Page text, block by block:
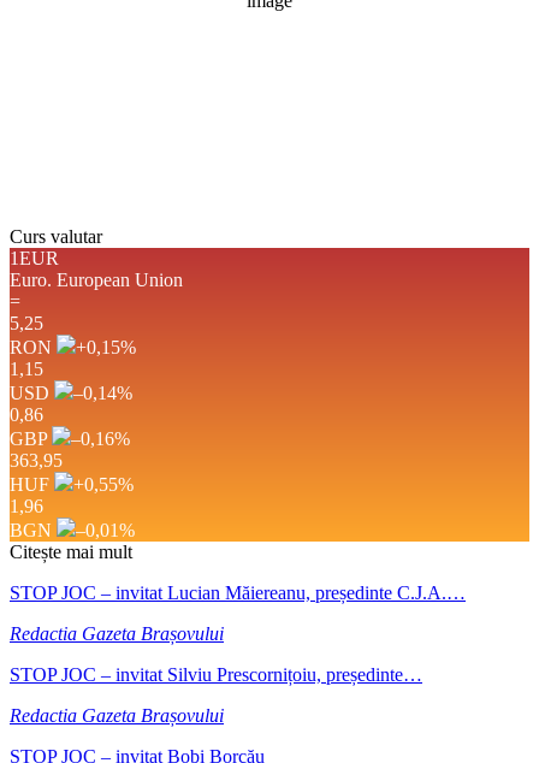
Curs valutar
1EUR
Euro. European Union
=
5,25
RON
+0,15%
1,15
USD
–0,14%
0,86
GBP
–0,16%
363,95
HUF
+0,55%
1,96
BGN
–0,01%
Citește mai mult
STOP JOC – invitat Lucian Măiereanu, președinte C.J.A.…
Redactia Gazeta Brașovului
STOP JOC – invitat Silviu Prescornițoiu, președinte…
Redactia Gazeta Brașovului
STOP JOC – invitat Bobi Borcău